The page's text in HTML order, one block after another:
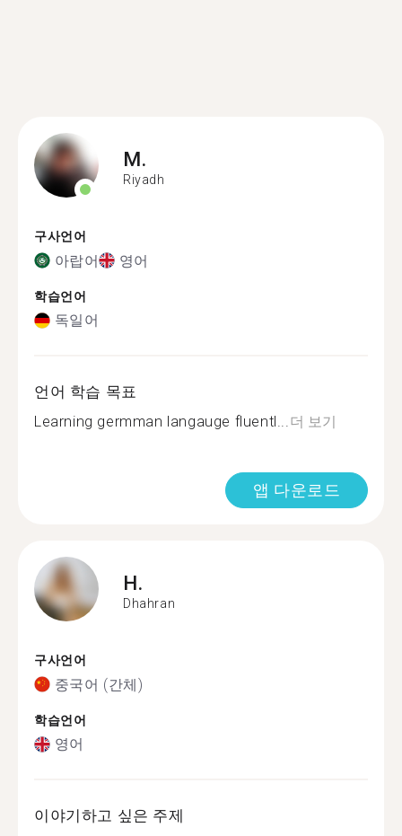
M.
Riyadh
구사언어
아랍어 영어
학습언어
독일어
언어 학습 목표
Learning germman langauge fluentl...더 보기
앱 다운로드
H.
Dhahran
구사언어
중국어 (간체)
학습언어
영어
이야기하고 싶은 주제